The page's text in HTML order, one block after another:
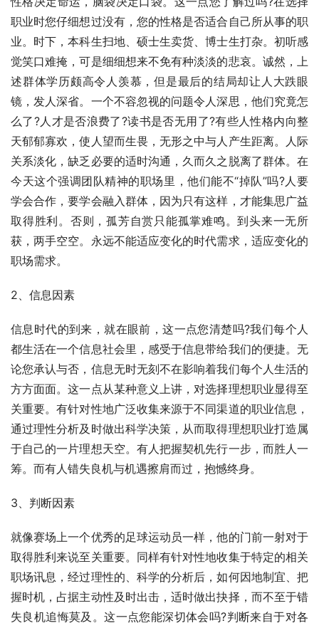
职业时您仔细想过没有，您的性格是否适合自己所从事的职
业。时下，本科生扫地、硕士生卖货、博士生打杂。初听感
觉笑口难掩，可是细细想来不免有种淡淡的悲哀。诚然，上
述群体学历颇高令人羡慕，但是最后的结局却让人大跌眼
镜，发人深省。一个不容忽视的问题令人深思，他们究竟怎
么了?人才是否浪费了?读书是否无用了?有些人性格内向整
天郁郁寡欢，使人望而生畏，无形之中与人产生距离。人际
关系淡化，缺乏必要的适时沟通，久而久之脱离了群体。在
今天这个强调团队精神的职场里，他们能不“掉队”吗?人要
学会合作，要学会融入群体，因为只有这样，才能集思广益
取得胜利。否则，孤芳自赏只能孤掌难鸣。到头来一无所
获，两手空空。永远不能适应变化的时代需求，适应变化的
职场需求。
2、信息因素
信息时代的到来，就在眼前，这一点您清楚吗?我们每个人
都生活在一个信息社会里，感受于信息带给我们的便捷。无
论您承认与否，信息无时无刻不在影响着我们每个人生活的
方方面面。这一点从某种意义上讲，对选择理想职业显得至
关重要。有针对性地广泛收集来源于不同渠道的职业信息，
通过理性分析及时做出科学决策，从而取得理想职业打造属
于自己的一片理想天空。有人把握契机先行一步，而胜人一
筹。而有人错失良机与机遇擦肩而过，抱憾终身。
3、判断因素
就像赛场上一个优秀的足球运动员一样，他的门前一射对于
取得胜利来说至关重要。同样有针对性地收集于特定的相关
职场讯息，经过理性的、科学的分析后，如何因地制宜、把
握时机，占据主动性及时出击，适时做出抉择，而不至于错
失良机追悔莫及。这一点您能深切体会吗?判断来自于对各